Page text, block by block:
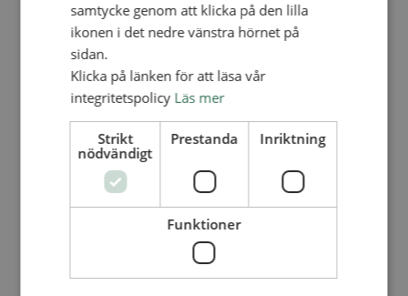
Lediga tjänster
FÖR FÖRSAMLINGAR
FÖRDJUPNING OCH UTVECKLING
Missionella initiativ
Smågrupper
Skapelse och miljö
Gudstjänst
Vänförsamling
Integrationsarbete
För barns bästa – överallt
Missionsinspiratörens verktygslåda
samtycke genom att klicka på den lilla
ikonen i det nedre vänstra hörnet på
sidan.
Klicka på länken för att läsa vår
integritetspolicy Läs mer
Strikt
nödvändigt
Prestanda Inriktning
Funktioner